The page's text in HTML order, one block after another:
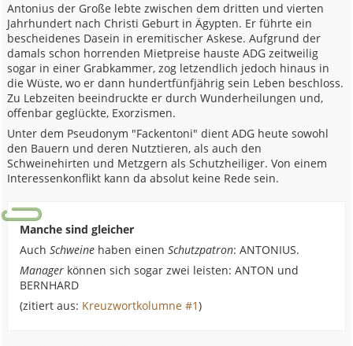
Antonius der Große lebte zwischen dem dritten und vierten
Jahrhundert nach Christi Geburt in Ägypten. Er führte ein
bescheidenes Dasein in eremitischer Askese. Aufgrund der
damals schon horrenden Mietpreise hauste ADG zeitweilig
sogar in einer Grabkammer, zog letzendlich jedoch hinaus in
die Wüste, wo er dann hundertfünfjährig sein Leben beschloss.
Zu Lebzeiten beeindruckte er durch Wunderheilungen und,
offenbar geglückte, Exorzismen.
Unter dem Pseudonym "Fackentoni" dient ADG heute sowohl
den Bauern und deren Nutztieren, als auch den
Schweinehirten und Metzgern als Schutzheiliger. Von einem
Interessenkonflikt kann da absolut keine Rede sein.
Manche sind gleicher
AuchSchweine haben einenSchutzpatron: ANTONIUS.
Manager können sich sogar zwei leisten: ANTON und
BERNHARD
(zitiert aus: Kreuzwortkolumne #1)